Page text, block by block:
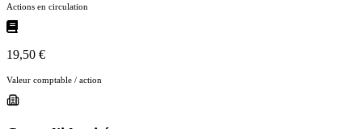
Actions en circulation
19,50 €
Valeur comptable / action